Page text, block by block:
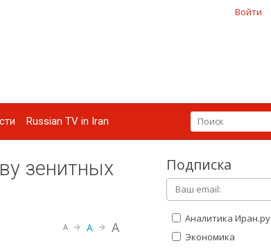
Войти
Russian TV in Iran
зенитных
A A A
Подписка
Аналитика Иран.ру
Экономика